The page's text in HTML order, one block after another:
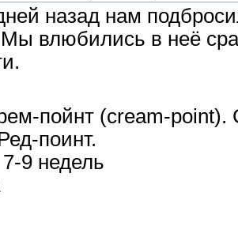
назад нам
влюбились в неё
пойнт (cream-point).
поинт.
9 недель